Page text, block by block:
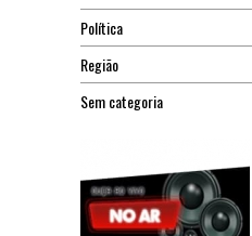
Política
Região
Sem categoria